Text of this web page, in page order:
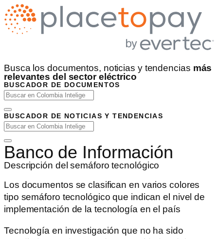
Busca los documentos, noticias y tendencias más
relevantes del sector eléctrico
BUSCADOR DE DOCUMENTOS
BUSCADOR DE NOTICIAS Y TENDENCIAS
Banco de Información
Descripción del semáforo tecnológico
Los documentos se clasifican en varios colores
tipo semáforo tecnológico que indican el nivel de
implementación de la tecnología en el país
Tecnología en investigación que no ha sido